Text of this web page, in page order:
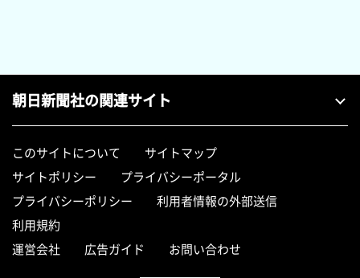
朝日新聞社の関連サイト
このサイトについて
サイトマップ
サイトポリシー
プライバシーポータル
プライバシーポリシー
利用者情報の外部送信
利用規約
運営会社
広告ガイド お問い合わせ